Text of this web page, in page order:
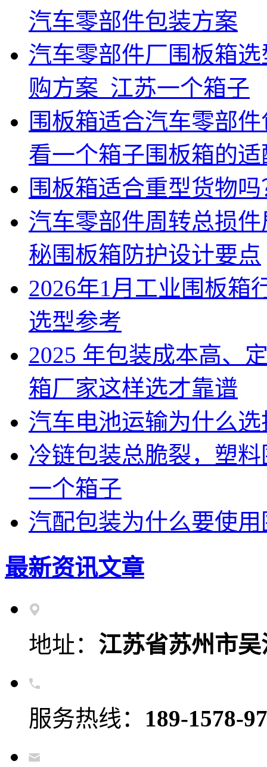
汽车零部件包装方案
汽车零部件厂围板箱
购方案_江苏一个箱子
围板箱适合汽车零部
看一个箱子围板箱的适
围板箱适合重型货物
汽车零部件周转总损
秘围板箱防护设计要点
2026年1月工业围板箱
选型参考
2025 年包装成本高、
箱厂家这样选才靠谱
汽车电池运输为什么
冷链包装总脆裂，塑
一个箱子
汽配包装为什么要使
最新资讯文章
地址： 江苏省苏州市
服务热线： 189-1578-